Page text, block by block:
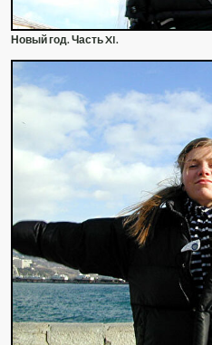
Новый год. Часть XI.